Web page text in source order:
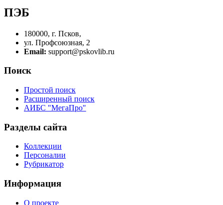
ПЭБ
180000, г. Псков,
ул. Профсоюзная, 2
Email: support@pskovlib.ru
Поиск
Простой поиск
Расширенный поиск
АИБС "МегаПро"
Разделы сайта
Коллекции
Персоналии
Рубрикатор
Информация
О проекте